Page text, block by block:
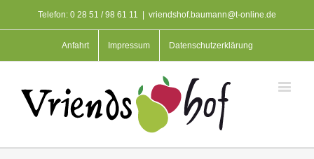
Telefon: 0 28 51 / 98 61 11 vriendshof.baumann@t-online.de
Anfahrt Impressum Datenschutzerklärung